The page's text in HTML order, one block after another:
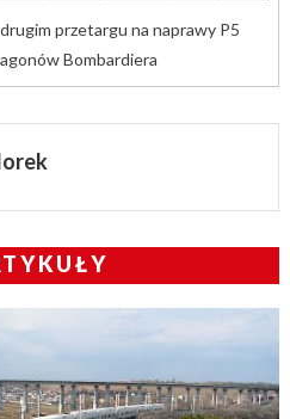
przetargu na naprawy P5
Bombardiera